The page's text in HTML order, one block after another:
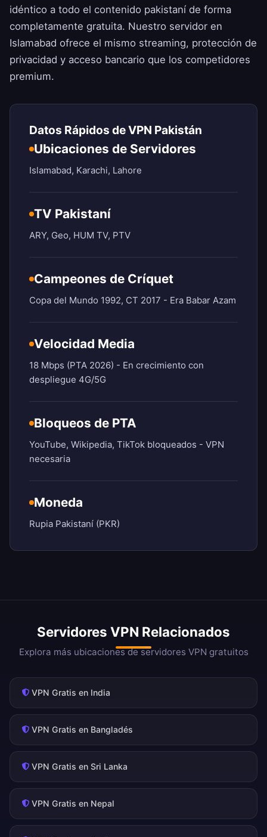
idéntico a todo el contenido pakistaní de forma
completamente gratuita. Nuestro servidor en
Islamabad ofrece el mismo streaming, protección de
privacidad y acceso bancario que los competidores
premium.
Datos Rápidos de VPN Pakistán
Ubicaciones de Servidores
Islamabad, Karachi, Lahore
TV Pakistaní
ARY, Geo, HUM TV, PTV
Campeones de Críquet
Copa del Mundo 1992, CT 2017 - Era Babar Azam
Velocidad Media
18 Mbps (PTA 2026) - En crecimiento con
despliegue 4G/5G
Bloqueos de PTA
YouTube, Wikipedia, TikTok bloqueados - VPN
necesaria
Moneda
Rupia Pakistaní (PKR)
Servidores VPN Relacionados
Explora más ubicaciones de servidores VPN gratuitos
VPN Gratis en India
VPN Gratis en Bangladés
VPN Gratis en Sri Lanka
VPN Gratis en Nepal